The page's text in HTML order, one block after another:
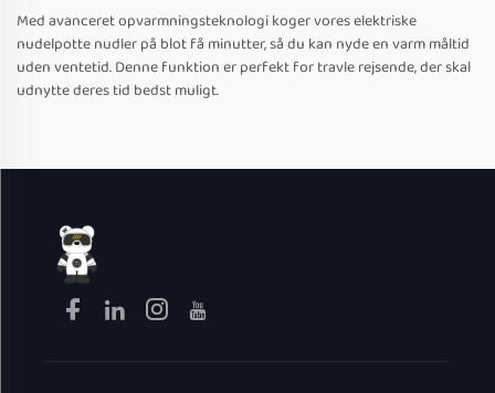
Med avanceret opvarmningsteknologi koger vores elektriske
nudelpotte nudler på blot få minutter, så du kan nyde en varm måltid
uden ventetid. Denne funktion er perfekt for travle rejsende, der skal
udnytte deres tid bedst muligt.